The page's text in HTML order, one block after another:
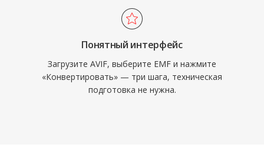
Понятный интерфейс
Загрузите AVIF, выберите EMF и нажмите
«Конвертировать» — три шага, техническая
подготовка не нужна.